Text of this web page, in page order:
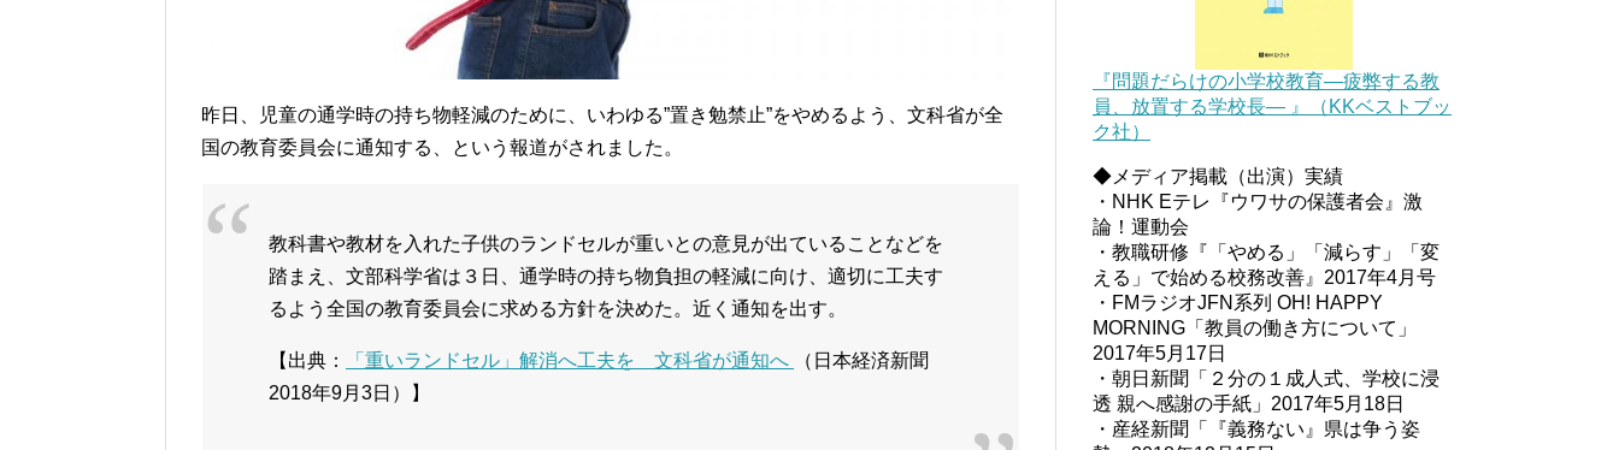
昨日、児童の通学時の持ち物軽減のために、いわゆる”置き勉禁止”をやめるよう、文科省が全
国の教育委員会に通知する、という報道がされました。
教科書や教材を入れた子供のランドセルが重いとの意見が出ていることなどを
踏まえ、文部科学省は３日、通学時の持ち物負担の軽減に向け、適切に工夫す
るよう全国の教育委員会に求める方針を決めた。近く通知を出す。
【出典： 「重いランドセル」解消へ工夫を 文科省が通知へ
（日本経済新聞
2018年9月3日）】
『問題だらけの小学校教育―疲弊する教
員、放置する学校長― 』（KKベストブッ
ク社）
◆メディア掲載（出演）実績
・NHK Eテレ『ウワサの保護者会』激
論！運動会
・教職研修『「やめる」「減らす」「変
える」で始める校務改善』2017年4月号
・FMラジオJFN系列 OH! HAPPY
MORNING「教員の働き方について」
2017年5月17日
・朝日新聞「２分の１成人式、学校に浸
透 親へ感謝の手紙」2017年5月18日
・産経新聞「『義務ない』県は争う姿